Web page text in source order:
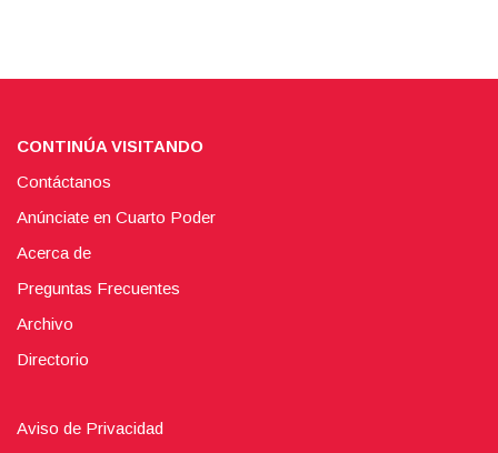
CONTINÚA VISITANDO
Contáctanos
Anúnciate en Cuarto Poder
Acerca de
Preguntas Frecuentes
Archivo
Directorio
Aviso de Privacidad